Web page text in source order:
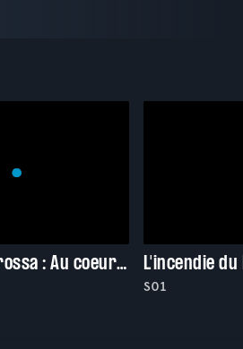
Opération Barbarossa : Au coeur des ténèbres
S01